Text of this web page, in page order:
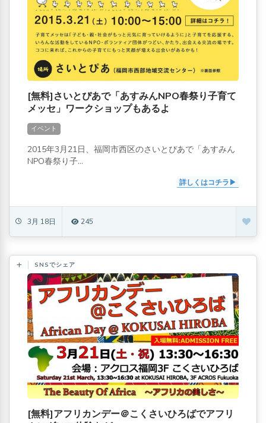
[無料]さいとぴあで「あすみんNPO春祭り子育て
メッセ」ワークショップもあるよ
イベント
2015年3月21日、福岡市西区のさいとぴあで「あすみん
NPO春祭り子...
詳しくはコチラ
3月 18日 245
SNSでシェア
[無料]アフリカンデー＠こくさいひろばでアフリ